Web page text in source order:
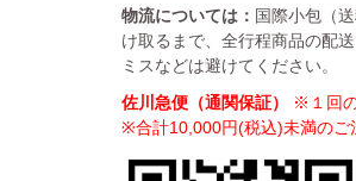
物流については： 国際小包（
け取るまで、全行程商品の配
ミスなどは避けてください。
佐川急便（通関保証）
※１回
※合計10,000円(税込)未満のご